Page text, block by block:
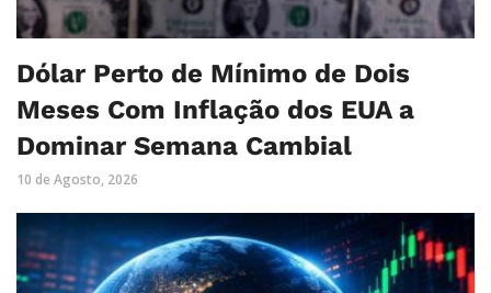
Dólar Perto de Mínimo de Dois
Meses Com Inflação dos EUA a
Dominar Semana Cambial
10 de Agosto, 2026